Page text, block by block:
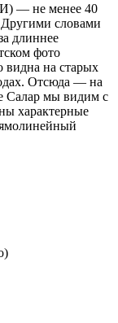
— не менее 40
словами
длиннее
фото
видна на старых
Отсюда — на
Салар мы видим с
характерные